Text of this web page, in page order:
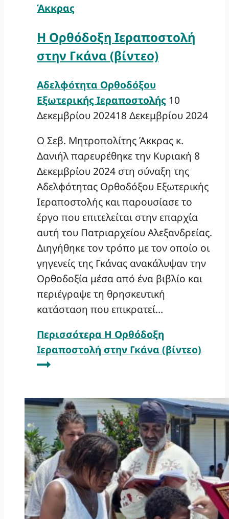
Άκκρας
Η Ορθόδοξη Ιεραποστολή
στην Γκάνα (βίντεο)
Αδελφότητα Ορθοδόξου
Εξωτερικής Ιεραποστολής 10
Δεκεμβρίου 202418 Δεκεμβρίου 2024
Ο Σεβ. Μητροπολίτης Άκκρας κ.
Δανιήλ παρευρέθηκε την Κυριακή 8
Δεκεμβρίου 2024 στη σύναξη της
Αδελφότητας Ορθοδόξου Εξωτερικής
Ιεραποστολής και παρουσίασε το
έργο που επιτελείται στην επαρχία
αυτή του Πατριαρχείου Αλεξανδρείας.
Διηγήθηκε τον τρόπο με τον οποίο οι
γηγενείς της Γκάνας ανακάλυψαν την
Ορθοδοξία μέσα από ένα βιβλίο και
περιέγραψε τη θρησκευτική
κατάσταση που επικρατεί…
Περισσότερα Η Ορθόδοξη
Ιεραποστολή στην Γκάνα (βίντεο)